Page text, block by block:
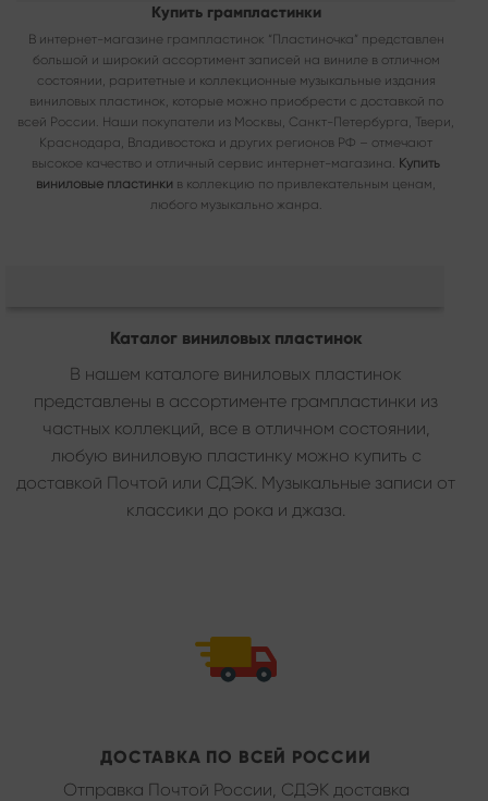
Купить грампластинки
В интернет-магазине грампластинок “Пластиночка” представлен
большой и широкий ассортимент записей на виниле в отличном
состоянии, раритетные и коллекционные музыкальные издания
виниловых пластинок, которые можно приобрести с доставкой по
всей России. Наши покупатели из Москвы, Санкт-Петербурга, Твери,
Краснодара, Владивостока и других регионов РФ – отмечают
высокое качество и отличный сервис интернет-магазина. Купить
виниловые пластинки в коллекцию по привлекательным ценам,
любого музыкально жанра.
Каталог виниловых пластинок
В нашем каталоге виниловых пластинок
представлены в ассортименте грампластинки из
частных коллекций, все в отличном состоянии,
любую виниловую пластинку можно купить с
доставкой Почтой или СДЭК. Музыкальные записи от
классики до рока и джаза.
ДОСТАВКА ПО ВСЕЙ РОССИИ
Отправка Почтой России, СДЭК доставка